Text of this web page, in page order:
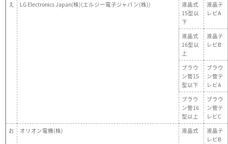
え
LG Electronics Japan(株)(エルジー電子ジャパン(株))
液晶式
15型以
下
液晶テ
レビA
液晶式
16型以
上
液晶テ
レビB
ブラウ
ン管15
型以下
ブラウ
ン管テ
レビA
ブラウ
ン管16
型以上
ブラウ
ン管テ
レビC
お
オリオン電機(株) 液晶式
液晶テ
レビB